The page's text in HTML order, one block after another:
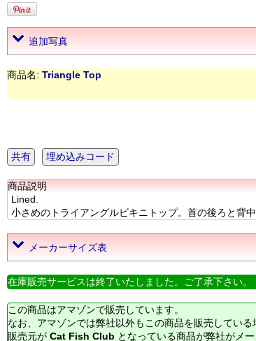
追加写真
商品名: Triangle Top
共有 埋め込みコード
商品説明
Lined.
小さめのトライアングルビキニトップ。首の後ろと背
メーカーサイズ表
在庫販売サービスは終了いたしました。ご了承下さい。
この商品はアマゾンで販売しています。
なお、アマゾンでは弊社以外もこの商品を販売している
販売元が Cat Fish Club となっている商品が弊社がメ